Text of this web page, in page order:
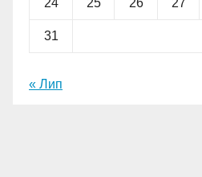
24 25 26 27
31
« Лип